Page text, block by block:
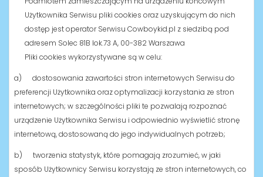
Użytkownika Serwisu pliki cookies oraz uzyskującym do nich
dostęp jest operator Serwisu Cowboykid.pl z siedzibą pod
adresem Solec 81B lok.73 A, 00-382 Warszawa
Pliki cookies wykorzystywane są w celu:
a) dostosowania zawartości stron internetowych Serwisu do
preferencji Użytkownika oraz optymalizacji korzystania ze stron
internetowych; w szczególności pliki te pozwalają rozpoznać
urządzenie Użytkownika Serwisu i odpowiednio wyświetlić stronę
internetową, dostosowaną do jego indywidualnych potrzeb;
b) tworzenia statystyk, które pomagają zrozumieć, w jaki
sposób Użytkownicy Serwisu korzystają ze stron internetowych, co